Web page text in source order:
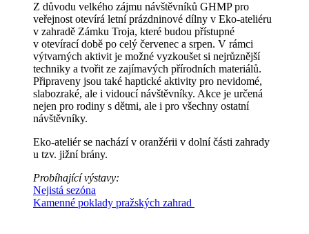
Z důvodu velkého zájmu návštěvníků GHMP pro
veřejnost otevírá letní prázdninové dílny v Eko-ateliéru
v zahradě Zámku Troja, které budou přístupné
v otevírací době po celý červenec a srpen. V rámci
výtvarných aktivit je možné vyzkoušet si nejrůznější
techniky a tvořit ze zajímavých přírodních materiálů.
Připraveny jsou také haptické aktivity pro nevidomé,
slabozraké, ale i vidoucí návštěvníky. Akce je určená
nejen pro rodiny s dětmi, ale i pro všechny ostatní
návštěvníky.
Eko-ateliér se nachází v oranžérii v dolní části zahrady
u tzv. jižní brány.
Probíhající výstavy:
Nejistá sezóna
Kamenné poklady pražských zahrad